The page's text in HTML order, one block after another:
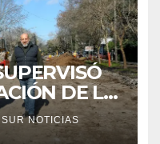
DE LA
NOTICIAS